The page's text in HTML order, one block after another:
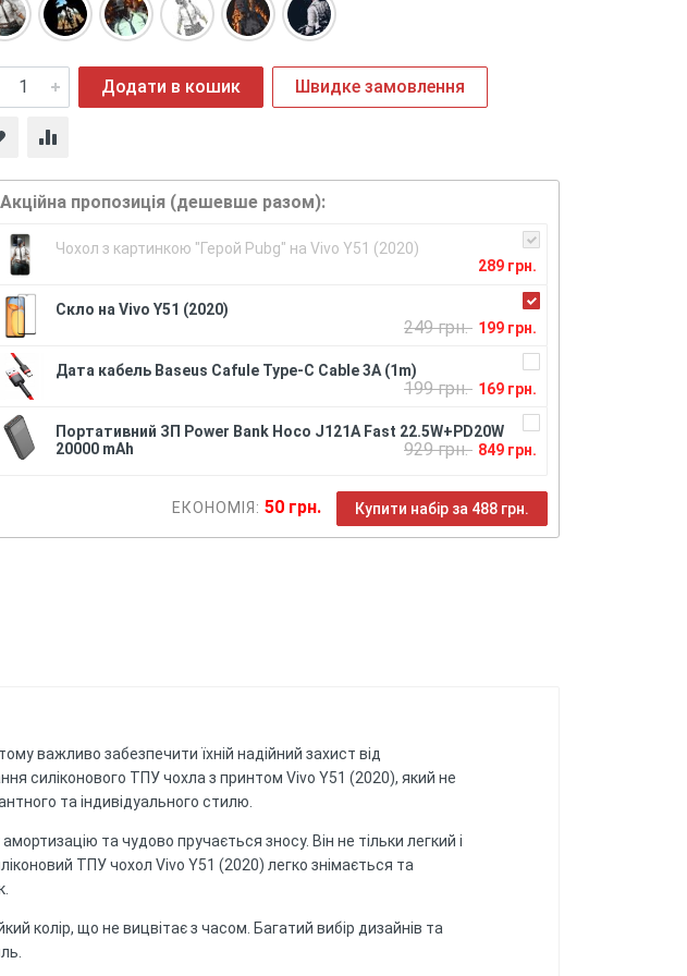
Додати в кошик Швидке замовлення
Акційна пропозиція (дешевше разом):
Чохол з картинкою "Герой Pubg" на Vivo Y51 (2020)
289 грн.
Скло на Vivo Y51 (2020)
249 грн. 199 грн.
Дата кабель Baseus Cafule Type-C Cable 3A (1m)
199 грн. 169 грн.
Портативний ЗП Power Bank Hoco J121A Fast 22.5W+PD20W
20000 mAh
929 грн. 849 грн.
ЕКОНОМІЯ: 50 грн. Купити набір за 488 грн.
важливо забезпечити їхній надійний захист від
силіконового ТПУ чохла з принтом Vivo Y51 (2020), який не
та індивідуального стилю.
та чудово пручається зносу. Він не тільки легкий і
ТПУ чохол Vivo Y51 (2020) легко знімається та
колір, що не вицвітає з часом. Багатий вибір дизайнів та